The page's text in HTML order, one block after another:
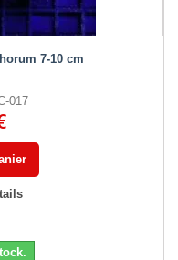
7-10 cm
017